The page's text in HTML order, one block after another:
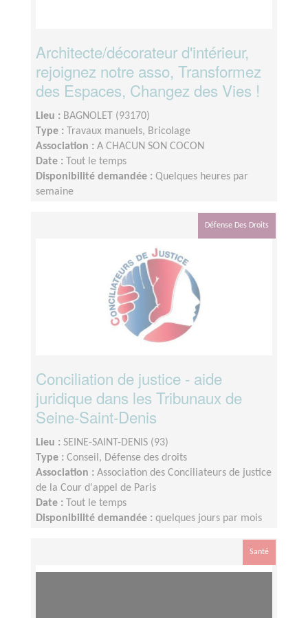
Architecte/décorateur d'intérieur,
rejoignez notre asso, Transformez
des Espaces, Changez des Vies !
Lieu : BAGNOLET (93170)
Type :
Travaux manuels, Bricolage
Association : A CHACUN SON COCON
Date :
Tout le temps
Disponibilité demandée : Quelques heures par
semaine
Défense Des Droits
Conciliation de justice - aide
juridique dans les Tribunaux de
Seine-Saint-Denis
Lieu : SEINE-SAINT-DENIS (93)
Type : Conseil, Défense des droits
Association : Association des Conciliateurs de justice
de la Cour d'appel de Paris
Date :
Tout le temps
Disponibilité demandée : quelques jours par mois
Santé